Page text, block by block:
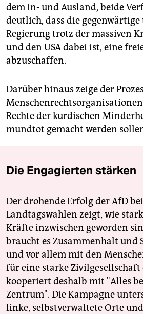
dem In- und Ausland, beide
deutlich, dass die
Regierung trotz der massiven
und den USA dabei ist, eine
abzuschaffen.
Darüber hinaus zeige der
Rechte der kurdischen
mundtot gemacht werden
Die Engagierten stärken
Der drohende Erfolg der AfD
Landtagswahlen zeigt, wie
Kräfte inzwischen geworden
braucht es Zusammenhalt und
und vor allem mit den
für eine starke Zivilgesellschaft
kooperiert deshalb mit "Alles
Zentrum". Die Kampagne
linke, selbstverwaltete Orte